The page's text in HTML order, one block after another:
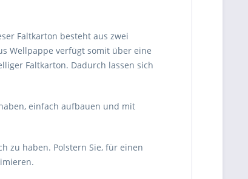
Faltkarton besteht aus zwei
Wellpappe verfügt somit über eine
Faltkarton. Dadurch lassen sich
einfach aufbauen und mit
zu haben. Polstern Sie, für einen